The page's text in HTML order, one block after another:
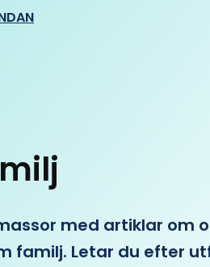
med artiklar
familj. Letar du efter